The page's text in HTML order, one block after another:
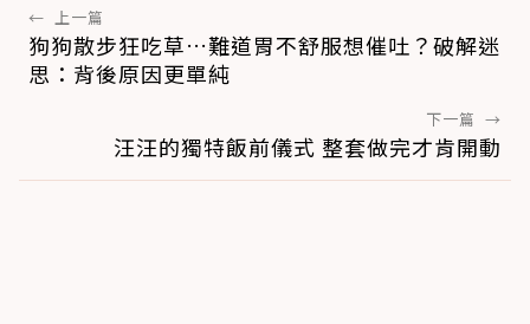
← 上一篇
狗狗散步狂吃草…難道胃不舒服想催吐？破解迷
思：背後原因更單純
下一篇 →
汪汪的獨特飯前儀式 整套做完才肯開動